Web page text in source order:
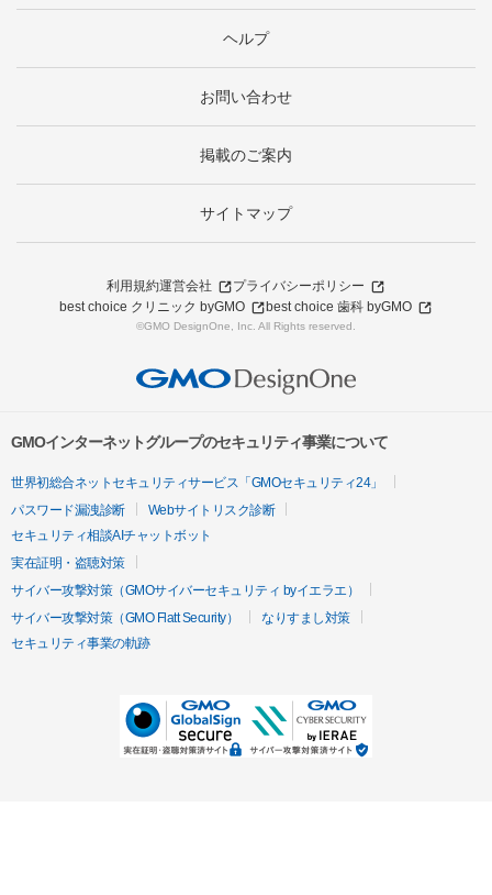
ヘルプ
お問い合わせ
掲載のご案内
サイトマップ
利用規約運営会社
プライバシーポリシー
best choice クリニック byGMO
best choice 歯科 byGMO
©GMO DesignOne, Inc. All Rights reserved.
GMOインターネットグループのセキュリティ事業について
世界初総合ネットセキュリティサービス「GMOセキュリティ24」
パスワード漏洩診断
Webサイトリスク診断
セキュリティ相談AIチャットボット
実在証明・盗聴対策
サイバー攻撃対策（GMOサイバーセキュリティ byイエラエ）
サイバー攻撃対策（GMO Flatt Security）
なりすまし対策
セキュリティ事業の軌跡